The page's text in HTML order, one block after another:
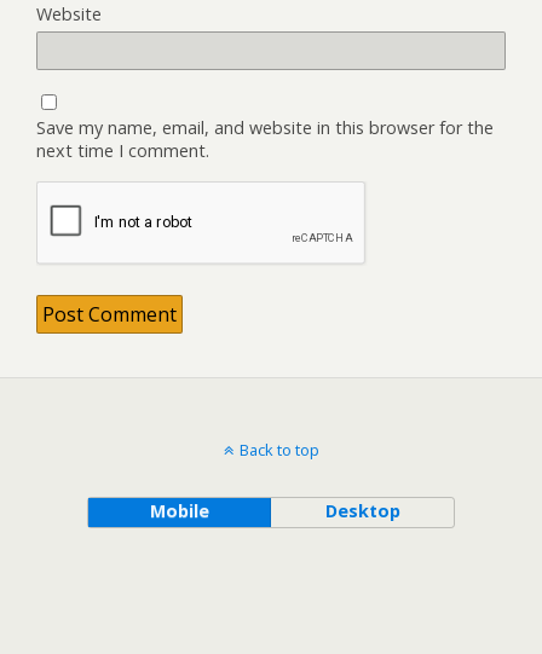
Website
Save my name, email, and website in this browser for the
next time I comment.
Back to top
Mobile Desktop